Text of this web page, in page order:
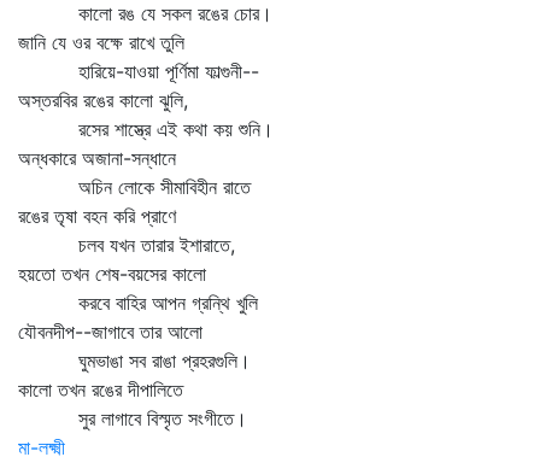
কালো রঙ যে সকল রঙের চোর।
জানি যে ওর বক্ষে রাখে তুলি
হারিয়ে-যাওয়া পূর্ণিমা ফাল্গুনী--
অস্তরবির রঙের কালো ঝুলি,
রসের শাস্ত্রে এই কথা কয় শুনি।
অন্ধকারে অজানা-সন্ধানে
অচিন লোকে সীমাবিহীন রাতে
রঙের তৃষা বহন করি প্রাণে
চলব যখন তারার ইশারাতে,
হয়তো তখন শেষ-বয়সের কালো
করবে বাহির আপন গ্রন্থি খুলি
যৌবনদীপ--জাগাবে তার আলো
ঘুমভাঙা সব রাঙা প্রহরগুলি।
কালো তখন রঙের দীপালিতে
সুর লাগাবে বিস্মৃত সংগীতে।
মা-লক্ষ্মী